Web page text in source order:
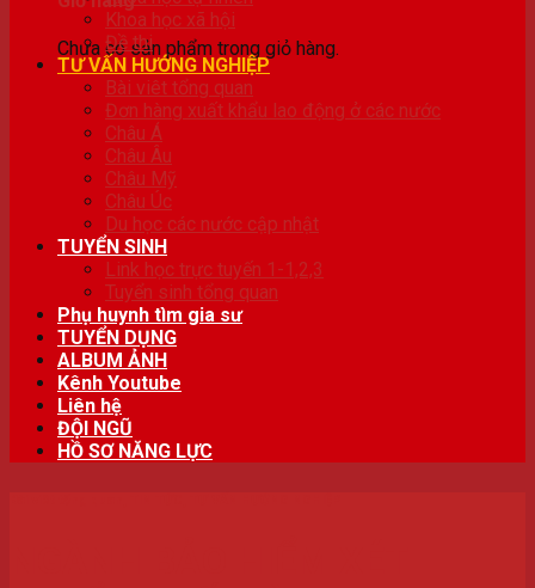
Chưa có sản phẩm trong giỏ hàng.
Khoa học xã hội
Đề thi
TƯ VẤN HƯỚNG NGHIỆP
Bài viêt tổng quan
Đơn hàng xuất khẩu lao động ở các nước
Châu Á
Châu Âu
Châu Mỹ
Châu Úc
Du học các nước cập nhật
TUYỂN SINH
Link học trực tuyến 1-1,2,3
Tuyển sinh tổng quan
Phụ huynh tìm gia sư
TUYỂN DỤNG
ALBUM ẢNH
Kênh Youtube
Liên hệ
ĐỘI NGŨ
HỒ SƠ NĂNG LỰC